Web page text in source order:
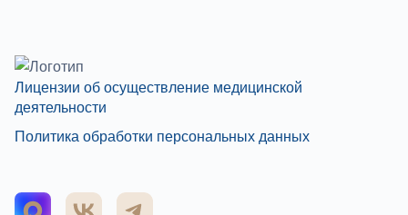
Лицензии об осуществление медицинской
деятельности
Политика обработки персональных данных